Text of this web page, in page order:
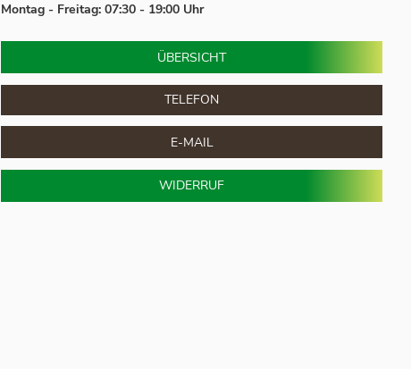
Montag - Freitag: 07:30 - 19:00 Uhr
ÜBERSICHT
TELEFON
E-MAIL
WIDERRUF